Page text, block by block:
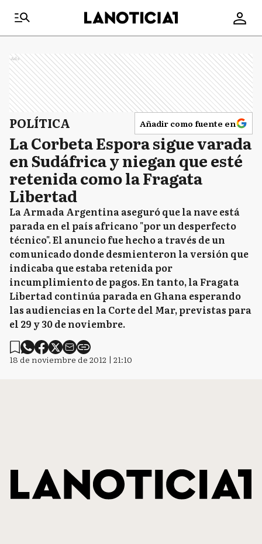
Ads
POLÍTICA Añadir como fuente en
La Corbeta Espora sigue varada
en Sudáfrica y niegan que esté
retenida como la Fragata
Libertad
La Armada Argentina aseguró que la nave está
parada en el país africano "por un desperfecto
técnico". El anuncio fue hecho a través de un
comunicado donde desmienteron la versión que
indicaba que estaba retenida por
incumplimiento de pagos. En tanto, la Fragata
Libertad continúa parada en Ghana esperando
las audiencias en la Corte del Mar, previstas para
el 29 y 30 de noviembre.
18 de noviembre de 2012 | 21:10